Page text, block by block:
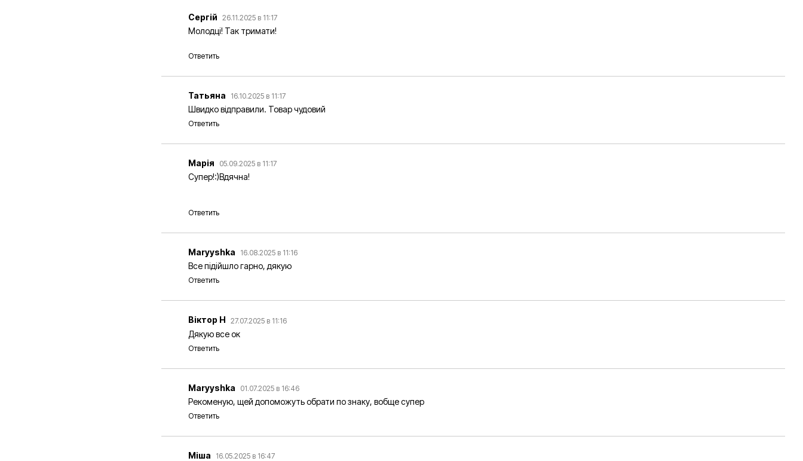
Сергій 26.11.2025 в 11:17
Молодці! Так тримати!
Ответить
Татьяна 16.10.2025 в 11:17
Швидко відправили. Товар чудовий
Ответить
Марія 05.09.2025 в 11:17
Супер!:)Вдячна!
Ответить
Maryyshka 16.08.2025 в 11:16
Все підійшло гарно, дякую
Ответить
Віктор Н 27.07.2025 в 11:16
Дякую все ок
Ответить
Maryyshka 01.07.2025 в 16:46
Рекоменую, щей допоможуть обрати по знаку, вобще супер
Ответить
Міша 16.05.2025 в 16:47